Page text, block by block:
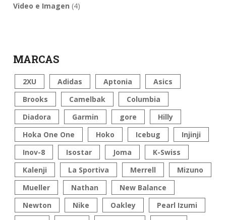
Video e Imagen (4)
MARCAS
2XU Adidas Aptonia
Asics
Brooks
Camelbak
Columbia
Diadora
Garmin gore
Hilly
Hoka One One
Hoko Icebug
Injinji
Inov-8
Isostar Joma
K-Swiss
Kalenji
La Sportiva Merrell
Mizuno
Mueller
Nathan
New Balance
Newton
Nike Oakley
Pearl Izumi